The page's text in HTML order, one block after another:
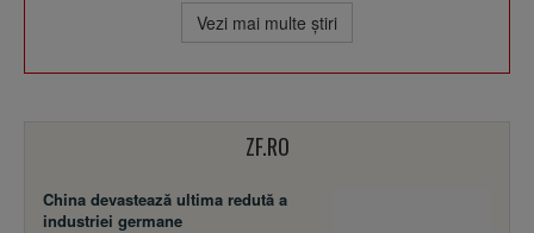
Vezi mai multe ştiri
ZF.RO
China devastează ultima redută a
industriei germane